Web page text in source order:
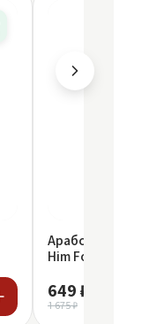
Арабский
Him For Men
649 ₽
1 675 ₽